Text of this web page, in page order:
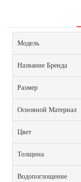
Модель
Название Бренда
Размер
Основной Материал
Цвет
Толщина
Водопоглощение